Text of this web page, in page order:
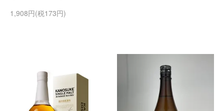
1,908円(税173円)